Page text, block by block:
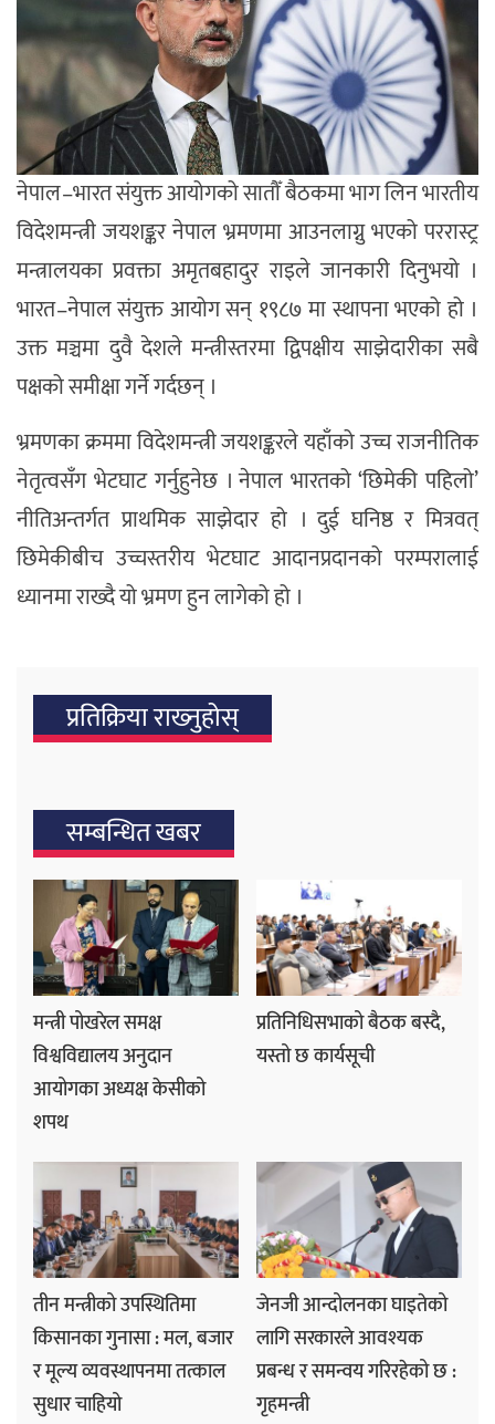
नेपाल–भारत संयुक्त आयोगको सातौँ बैठकमा भाग लिन भारतीय
विदेशमन्त्री जयशङ्कर नेपाल भ्रमणमा आउनलाग्नु भएको पररास्ट्र
मन्त्रालयका प्रवक्ता अमृतबहादुर राइले जानकारी दिनुभयो ।
भारत–नेपाल संयुक्त आयोग सन् १९८७ मा स्थापना भएको हो ।
उक्त मञ्चमा दुवै देशले मन्त्रीस्तरमा द्विपक्षीय साझेदारीका सबै
पक्षको समीक्षा गर्ने गर्दछन् ।
भ्रमणका क्रममा विदेशमन्त्री जयशङ्करले यहाँको उच्च राजनीतिक
नेतृत्वसँग भेटघाट गर्नुहुनेछ । नेपाल भारतको ‘छिमेकी पहिलो’
नीतिअन्तर्गत प्राथमिक साझेदार हो । दुई घनिष्ठ र मित्रवत्
छिमेकीबीच उच्चस्तरीय भेटघाट आदानप्रदानको परम्परालाई
ध्यानमा राख्दै यो भ्रमण हुन लागेको हो ।
प्रतिक्रिया राख्‍नुहोस्
सम्बन्धित खबर
मन्त्री पोखरेल समक्ष
विश्वविद्यालय अनुदान
आयोगका अध्यक्ष केसीको
शपथ
प्रतिनिधिसभाको बैठक बस्दै,
यस्तो छ कार्यसूची
तीन मन्त्रीको उपस्थितिमा
किसानका गुनासा : मल, बजार
र मूल्य व्यवस्थापनमा तत्काल
सुधार चाहियो
जेनजी आन्दोलनका घाइतेको
लागि सरकारले आवश्यक
प्रबन्ध र समन्वय गरिरहेको छ :
गृहमन्त्री